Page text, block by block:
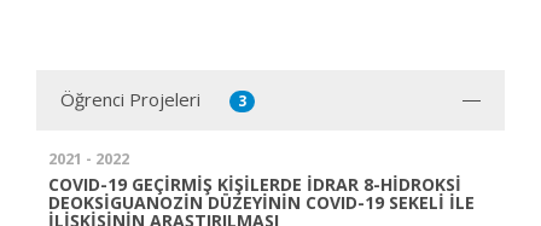
Öğrenci Projeleri 3
2021 - 2022
COVID-19 GEÇİRMİŞ KİŞİLERDE İDRAR 8-HİDROKSİ
DEOKSİGUANOZİN DÜZEYİNİN COVID-19 SEKELİ İLE
İLİŞKİSİNİN ARAŞTIRILMASI